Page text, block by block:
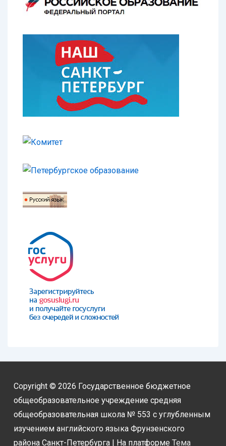
Copyright © 2026 Государственное бюджетное
общеобразовательное учреждение средняя
общеобразовательная школа № 553 с углубленным
изучением английского языка Фрунзенского
района Санкт-Петербурга | На платформе Тема